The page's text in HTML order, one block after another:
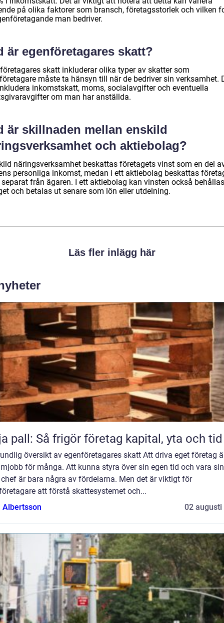
på olika faktorer som bransch, företagsstorlek och vilken
man bedriver.
är egenföretagares skatt?
skatt inkluderar olika typer av skatter som
måste ta hänsyn till när de bedriver sin verksamhet.
inkomstskatt, moms, socialavgifter och eventuella
om man har anställda.
är skillnaden mellan enskild
och aktiebolag?
näringsverksamhet beskattas företagets vinst som en del
personliga inkomst, medan i ett aktiebolag beskattas
från ägaren. I ett aktiebolag kan vinsten också
och betalas ut senare som lön eller utdelning.
Läs fler inlägg här
pall: Så frigör företag kapital, yta och tid
översikt av egenföretagares skatt Att driva eget företag
för många. Att kunna styra över sin egen tid och vara sin
chef är bara några av fördelarna. Men det är viktigt för
att förstå skattesystemet och...
Albertsson
02 augusti